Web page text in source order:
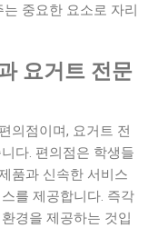
중요한 요소로 자리
요거트 전문
의점이며, 요거트 전
다. 편의점은 학생들
품과 신속한 서비스
를 제공합니다. 즉각
경을 제공하는 것입